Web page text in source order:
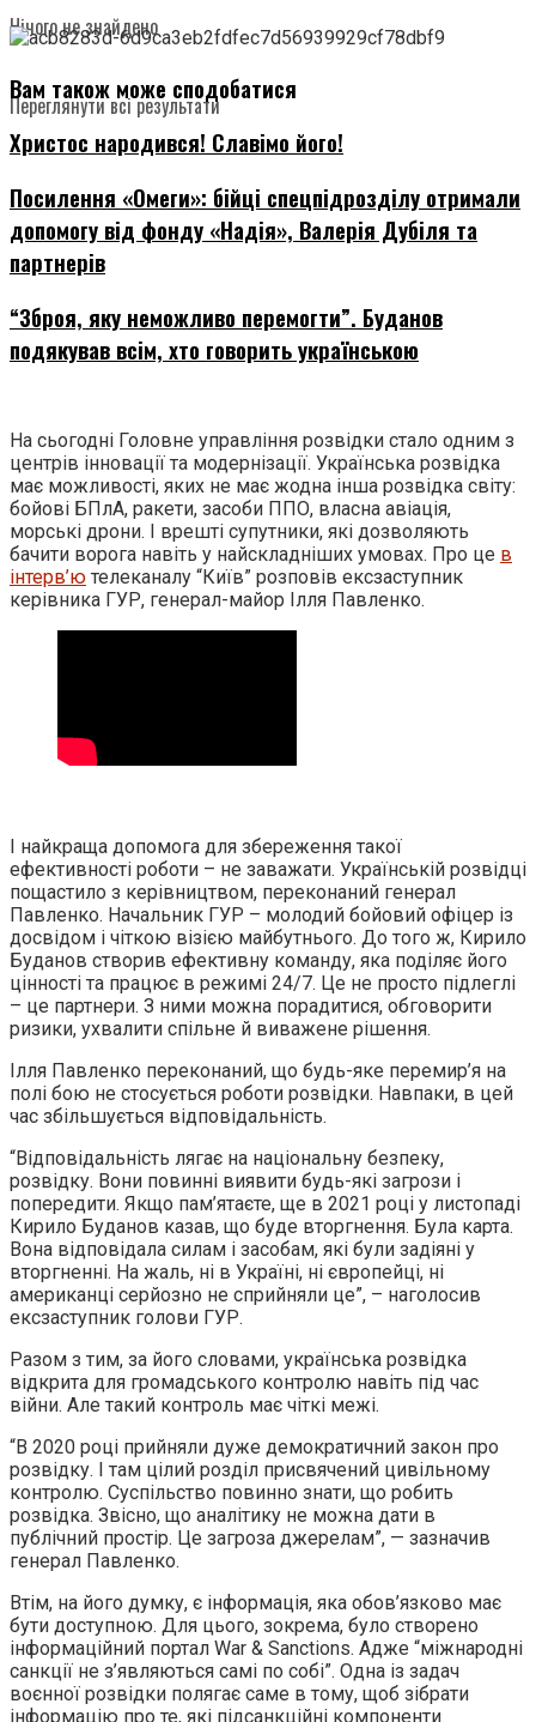
Нічого не знайдено
Переглянути всі результати
Вам також може сподобатися
Христос народився! Славімо його!
Посилення «Омеги»: бійці спецпідрозділу отримали
допомогу від фонду «Надія», Валерія Дубіля та
партнерів
“Зброя, яку неможливо перемогти”. Буданов
подякував всім, хто говорить українською
На сьогодні Головне управління розвідки стало одним з
центрів інновації та модернізації. Українська розвідка
має можливості, яких не має жодна інша розвідка світу:
бойові БПлА, ракети, засоби ППО, власна авіація,
морські дрони. І врешті супутники, які дозволяють
бачити ворога навіть у найскладніших умовах. Про це в
інтерв’ю телеканалу “Київ” розповів ексзаступник
керівника ГУР, генерал-майор Ілля Павленко.
І найкраща допомога для збереження такої
ефективності роботи – не заважати. Українській розвідці
пощастило з керівництвом, переконаний генерал
Павленко. Начальник ГУР – молодий бойовий офіцер із
досвідом і чіткою візією майбутнього. До того ж, Кирило
Буданов створив ефективну команду, яка поділяє його
цінності та працює в режимі 24/7. Це не просто підлеглі
– це партнери. З ними можна порадитися, обговорити
ризики, ухвалити спільне й виважене рішення.
Ілля Павленко переконаний, що будь-яке перемир’я на
полі бою не стосується роботи розвідки. Навпаки, в цей
час збільшується відповідальність.
“Відповідальність лягає на національну безпеку,
розвідку. Вони повинні виявити будь-які загрози і
попередити. Якщо пам’ятаєте, ще в 2021 році у листопаді
Кирило Буданов казав, що буде вторгнення. Була карта.
Вона відповідала силам і засобам, які були задіяні у
вторгненні. На жаль, ні в Україні, ні європейці, ні
американці серйозно не сприйняли це”, – наголосив
ексзаступник голови ГУР.
Разом з тим, за його словами, українська розвідка
відкрита для громадського контролю навіть під час
війни. Але такий контроль має чіткі межі.
“В 2020 році прийняли дуже демократичний закон про
розвідку. І там цілий розділ присвячений цивільному
контролю. Суспільство повинно знати, що робить
розвідка. Звісно, що аналітику не можна дати в
публічний простір. Це загроза джерелам”, — зазначив
генерал Павленко.
Втім, на його думку, є інформація, яка обов’язково має
бути доступною. Для цього, зокрема, було створено
інформаційний портал War & Sanctions. Адже “міжнародні
санкції не з’являються самі по собі”. Одна із задач
воєнної розвідки полягає саме в тому, щоб зібрати
інформацію про те, які підсанкційні компоненти